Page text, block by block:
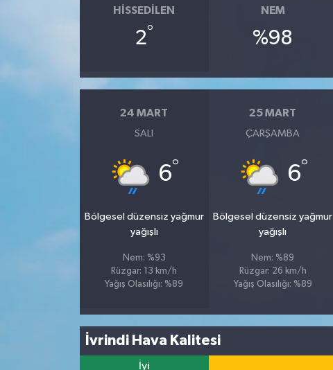
HISSEDILEN
2°
NEM
%98
24 MART
SALI
6°
Bölgesel düzensiz yağmur
yağışlı
Nem: %93
Rüzgar: 13 km/h
Yağış Olasılığı: %89
25 MART
ÇARŞAMBA
6°
Bölgesel düzensiz yağmur
yağışlı
Nem: %89
Rüzgar: 26 km/h
Yağış Olasılığı: %89
İvrindi Hava Kalitesi
İyi